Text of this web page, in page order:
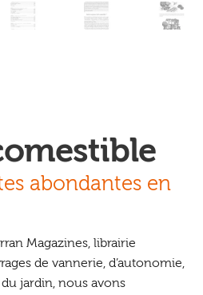
abondantes en
Magazines, librairie
de vannerie, d’autonomie,
jardin, nous avons